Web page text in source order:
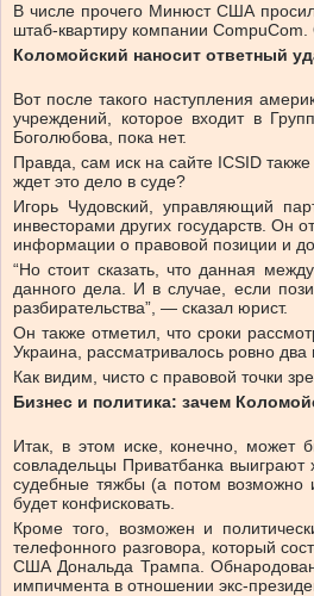
В числе прочего Минюст США
штаб-квартиру компании
Коломойский наносит ответный
Вот после такого наступления
учреждений, которое входит в
Боголюбова, пока нет.
Правда, сам иск на сайте ICSID
ждет это дело в суде?
Игорь Чудовский, управляющий
инвесторами других государств. Он
информации о правовой позиции и
“Но стоит сказать, что данная
данного дела. И в случае, если
разбирательства”, — сказал юрист.
Он также отметил, что сроки
Украина, рассматривалось ровно
Как видим, чисто с правовой точки
Бизнес и политика: зачем
Итак, в этом иске, конечно, может
совладельцы Приватбанка выиграют
судебные тяжбы (а потом возможно
будет конфисковать.
Кроме того, возможен и
телефонного разговора, который
США Дональда Трампа.
импичмента в отношении экс-